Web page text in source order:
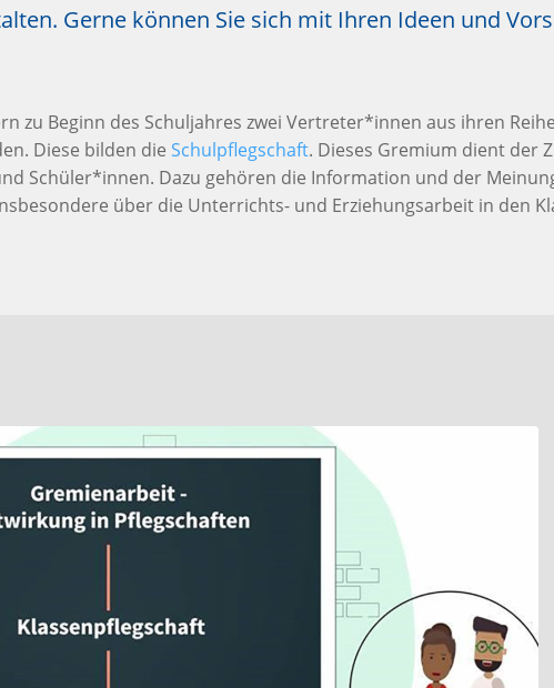
Gerne können Sie sich mit Ihren Ideen und
zu Beginn des Schuljahres zwei Vertreter*innen aus ihren
Diese bilden die Schulpflegschaft. Dieses Gremium dient der
Schüler*innen. Dazu gehören die Information und der
über die Unterrichts- und Erziehungsarbeit in den